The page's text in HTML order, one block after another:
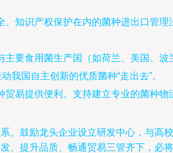
、知识产权保护在内的菌种进出口管
要食用菌生产国（如荷兰、美国、
我国自主创新的优质菌种“走出去”。
贸易提供便利。支持建立专业的菌种
。鼓励龙头企业设立研发中心，与高
、提升品质、畅通贸易三管齐下，必